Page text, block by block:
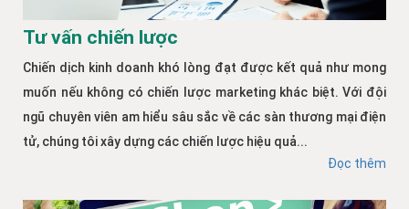
Tư vấn chiến lược
Chiến dịch kinh doanh khó lòng đạt được kết quả như mong
muốn nếu không có chiến lược marketing khác biệt. Với đội
ngũ chuyên viên am hiểu sâu sắc về các sàn thương mại điện
tử, chúng tôi xây dựng các chiến lược hiệu quả...
Đọc thêm